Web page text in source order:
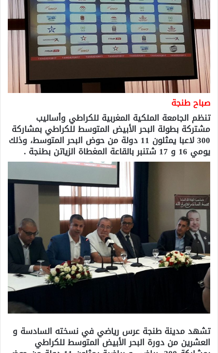
صباح طنجة
تنظم الجامعة الملكية المغربية للكراطي وأساليب
مشتركة بطولة البحر الأبيض المتوسط للكراطي بمشاركة
300 لاعبا يمثلون 11 دولة من حوض البحر المتوسط، وذلك
يومي 16 و 17 شتنبر بالقاعة المغطاة الزياتن بطنجة .
تشهد مدينة طنجة عرس رياضي في نسخته السادسة و
العشرين من دورة البحر الأبيض المتوسط للكراطي